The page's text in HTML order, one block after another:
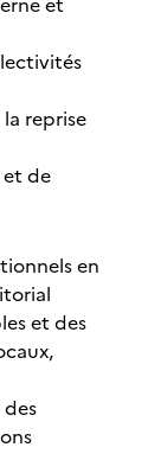
reprise
de
en
et des